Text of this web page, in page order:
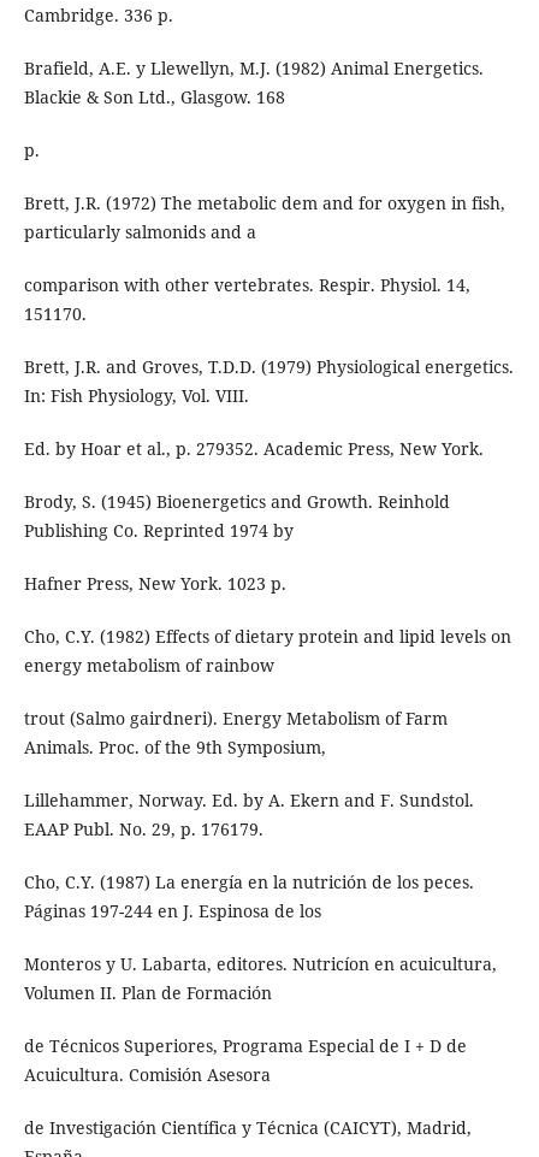
Cambridge. 336 p.
Brafield, A.E. y Llewellyn, M.J. (1982) Animal Energetics.
Blackie & Son Ltd., Glasgow. 168
p.
Brett, J.R. (1972) The metabolic dem and for oxygen in fish,
particularly salmonids and a
comparison with other vertebrates. Respir. Physiol. 14,
151170.
Brett, J.R. and Groves, T.D.D. (1979) Physiological energetics.
In: Fish Physiology, Vol. VIII.
Ed. by Hoar et al., p. 279352. Academic Press, New York.
Brody, S. (1945) Bioenergetics and Growth. Reinhold
Publishing Co. Reprinted 1974 by
Hafner Press, New York. 1023 p.
Cho, C.Y. (1982) Effects of dietary protein and lipid levels on
energy metabolism of rainbow
trout (Salmo gairdneri). Energy Metabolism of Farm
Animals. Proc. of the 9th Symposium,
Lillehammer, Norway. Ed. by A. Ekern and F. Sundstol.
EAAP Publ. No. 29, p. 176179.
Cho, C.Y. (1987) La energía en la nutrición de los peces.
Páginas 197-244 en J. Espinosa de los
Monteros y U. Labarta, editores. Nutricíon en acuicultura,
Volumen II. Plan de Formación
de Técnicos Superiores, Programa Especial de I + D de
Acuicultura. Comisión Asesora
de Investigación Científica y Técnica (CAICYT), Madrid,